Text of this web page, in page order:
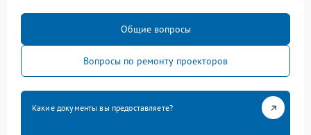
Общие вопросы
Вопросы по ремонту проекторов
Какие документы вы предоставляете?